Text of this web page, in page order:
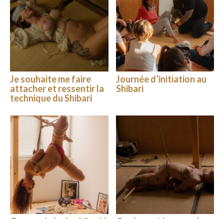
Je souhaite me faire
attacher et ressentir la
technique du Shibari
Journée d’initiation au
Shibari